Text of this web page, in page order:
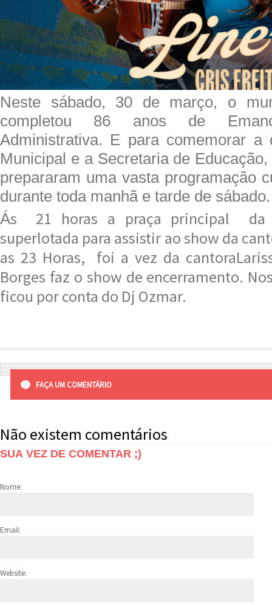
Neste sábado, 30 de março, o
completou 86 anos de
Administrativa. E para comemorar a
Municipal e a Secretaria de
prepararam uma vasta programação
durante toda manhã e tarde de sábado.
Ás 21 horas a praça principal da
superlotada para assistir ao show da
as 23 Horas, foi a vez da
Borges faz o show de encerramento.
ficou por conta do Dj Ozmar.
FAÇA UM COMENTÁRIO
Não existem comentários
SUA VEZ DE COMENTAR ;)
Nome:
Email:
Website: